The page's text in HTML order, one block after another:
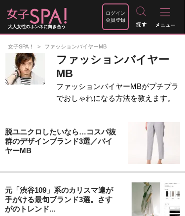
大人女性のホンネに向き合う
ログイン
会員登録
女子SPA！ ファッションバイヤーMB
ファッションバイヤー
MB
ファッションバイヤーMBがプチプラ
でおしゃれになる方法を教えます。
脱ユニクロしたいなら…コスパ抜
群のデザインブランド3選／バイ
ヤーMB
元「渋谷109」系のカリスマ達が
手がける最旬ブランド3選。さす
がのトレンド...